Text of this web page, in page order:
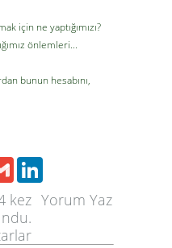
için ne yaptığımızı?
önlemleri...
bunun hesabını,
Gmail
Yorum Yaz
kez